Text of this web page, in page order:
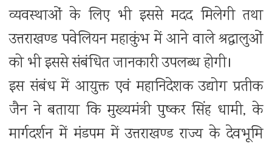
व्यवस्थाओं के लिए भी इससे मदद मिलेगी तथा
उत्तराखण्ड पवेलियन महाकुंभ में आने वाले श्रद्धालुओं
को भी इससे संबंधित जानकारी उपलब्ध होगी।
इस संबंध में आयुक्त एवं महानिदेशक उद्योग प्रतीक
जैन ने बताया कि मुख्यमंत्री पुष्कर सिंह धामी, के
मार्गदर्शन में मंडपम में उत्तराखण्ड राज्य के देवभूमि